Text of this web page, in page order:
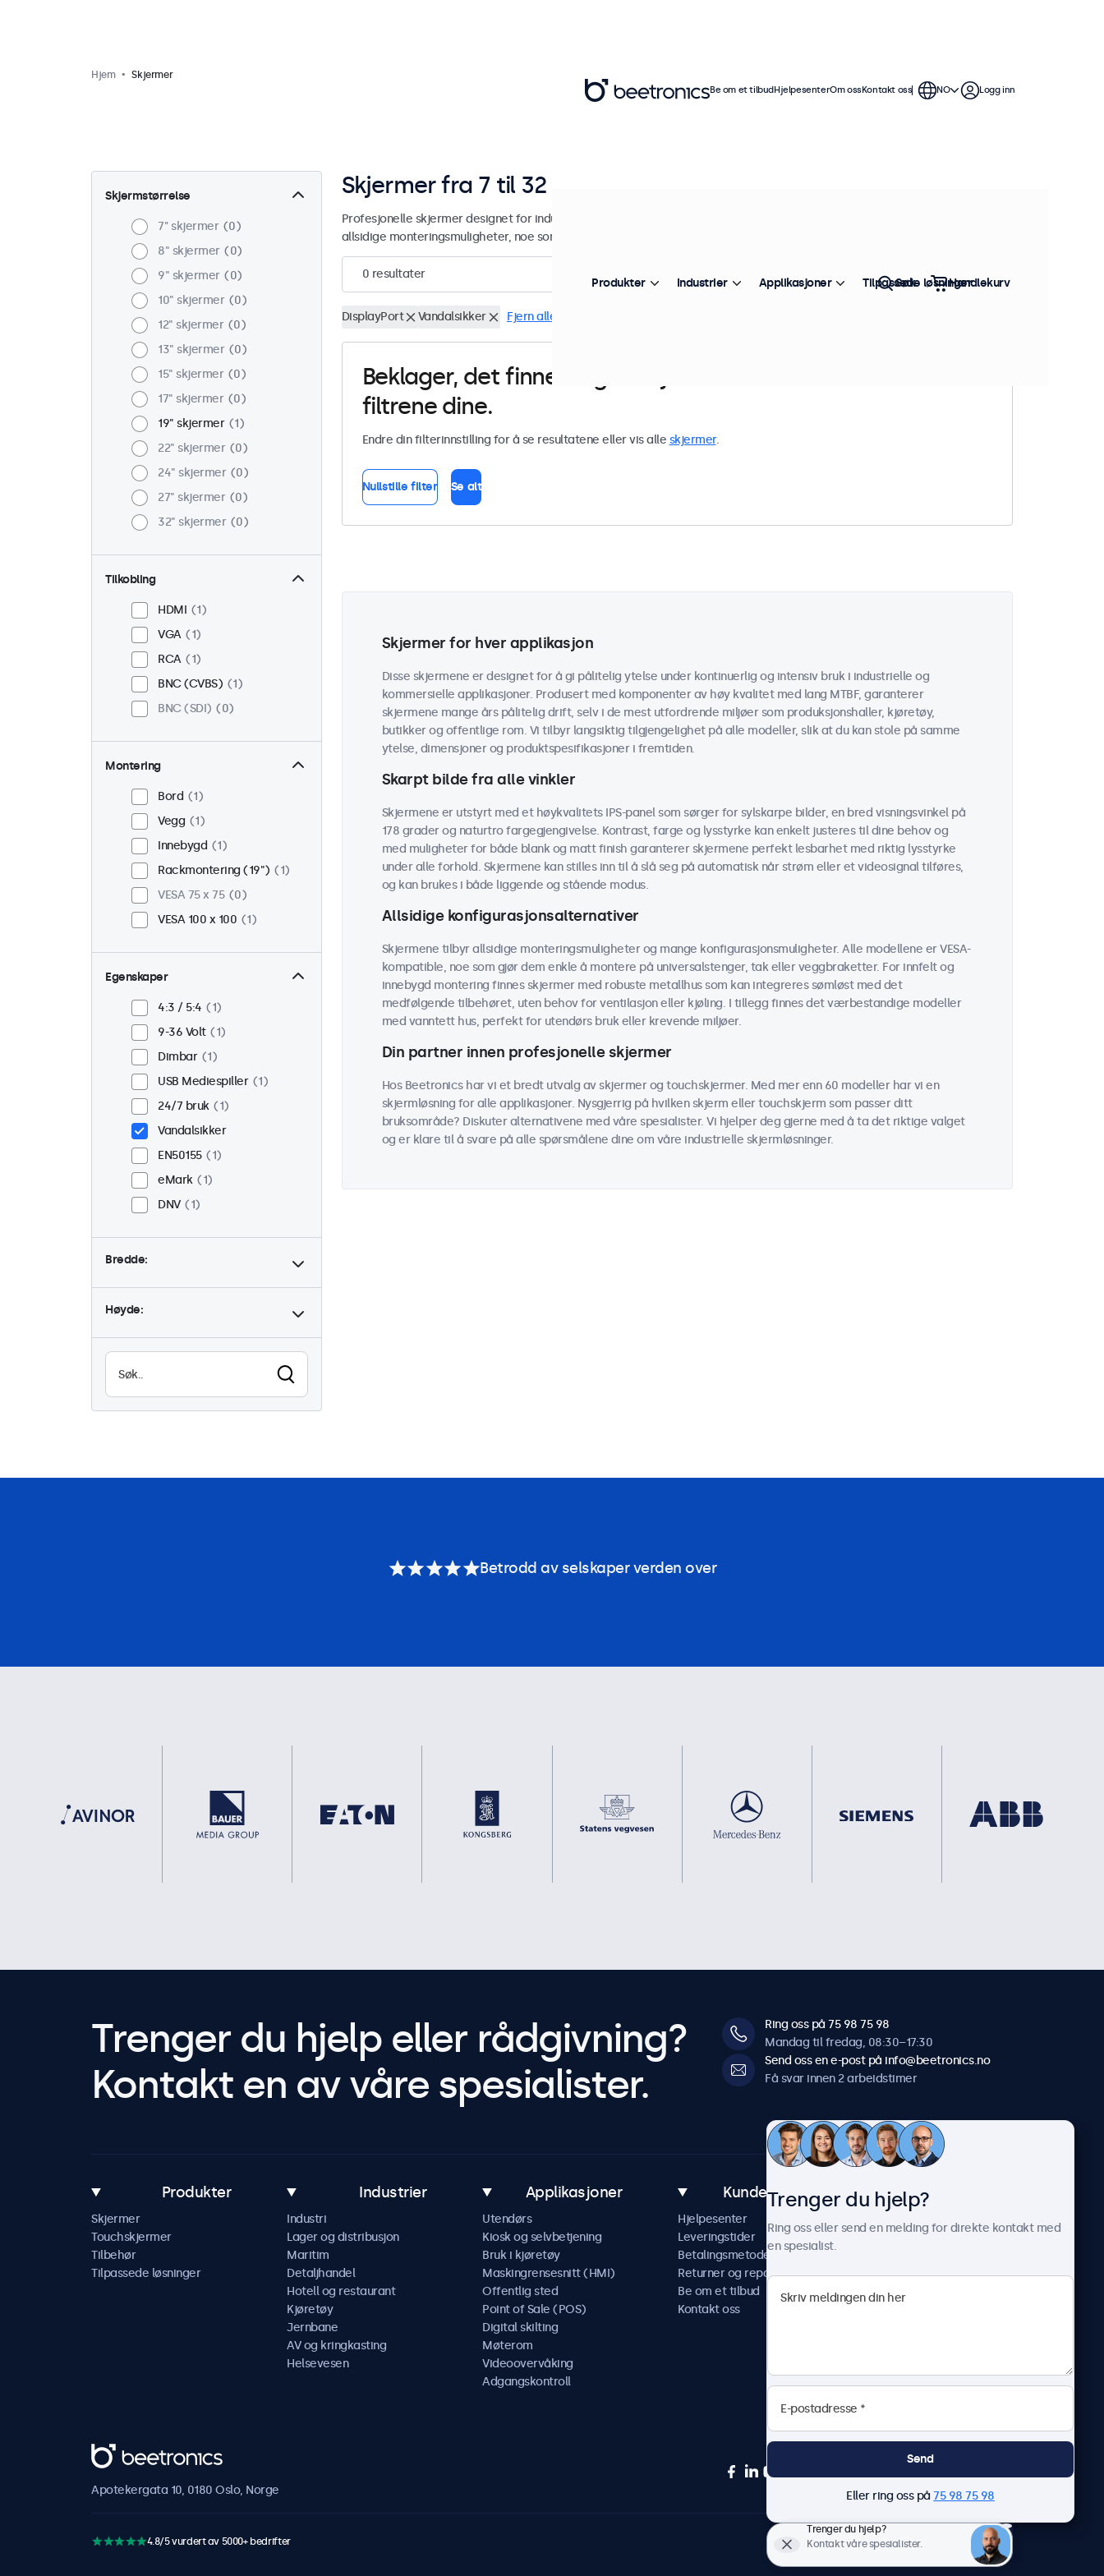
Hjem Skjermer
Skjermstørrelse
7'' skjermer
0
8" skjermer
0
9" skjermer
0
10" skjermer
0
12" skjermer
0
13" skjermer
0
15" skjermer
0
17" skjermer
0
19" skjermer
1
22" skjermer
0
24" skjermer
0
27" skjermer
0
32" skjermer
0
Tilkobling
HDMI
1
VGA
1
RCA
1
BNC (CVBS)
1
BNC (SDI)
0
Montering
Bord
1
Vegg
1
Innebygd
1
Rackmontering (19")
1
VESA 75 x 75
0
VESA 100 x 100
1
Egenskaper
4:3 / 5:4
1
9-36 Volt
1
Dimbar
1
USB Mediespiller
1
24/7 bruk
1
Vandalsikker
EN50155
1
eMark
1
DNV
1
Bredde:
Høyde:
Skjermer fra 7 til 32 tommer
Profesjonelle skjermer designet for industriell og kommersiell bruk. Skjermene tilbyr flere bildetilkoblinger og
allsidige monteringsmuligheter, noe som gjør dem enkle å sømløst integrere i alle applikasjoner og miljøer.
0 resultater Sorter etter: Bestselger
DisplayPort Vandalsikker Fjern alle
Beklager, det finnes ingen skjermer som samsvarer med
filtrene dine.
Endre din filterinnstilling for å se resultatene eller vis alle skjermer.
Nullstille filter Se alt
Skjermer for hver applikasjon
Disse skjermene er designet for å gi pålitelig ytelse under kontinuerlig og intensiv bruk i industrielle og
kommersielle applikasjoner. Produsert med komponenter av høy kvalitet med lang MTBF, garanterer
skjermene mange års pålitelig drift, selv i de mest utfordrende miljøer som produksjonshaller, kjøretøy,
butikker og offentlige rom. Vi tilbyr langsiktig tilgjengelighet på alle modeller, slik at du kan stole på samme
ytelse, dimensjoner og produktspesifikasjoner i fremtiden.
Skarpt bilde fra alle vinkler
Skjermene er utstyrt med et høykvalitets IPS-panel som sørger for sylskarpe bilder, en bred visningsvinkel på
178 grader og naturtro fargegjengivelse. Kontrast, farge og lysstyrke kan enkelt justeres til dine behov og
med muligheter for både blank og matt finish garanterer skjermene perfekt lesbarhet med riktig lysstyrke
under alle forhold. Skjermene kan stilles inn til å slå seg på automatisk når strøm eller et videosignal tilføres,
og kan brukes i både liggende og stående modus.
Allsidige konfigurasjonsalternativer
Skjermene tilbyr allsidige monteringsmuligheter og mange konfigurasjonsmuligheter. Alle modellene er VESA-
kompatible, noe som gjør dem enkle å montere på universalstenger, tak eller veggbraketter. For innfelt og
innebygd montering finnes skjermer med robuste metallhus som kan integreres sømløst med det
medfølgende tilbehøret, uten behov for ventilasjon eller kjøling. I tillegg finnes det værbestandige modeller
med vanntett hus, perfekt for utendørs bruk eller krevende miljøer.
Din partner innen profesjonelle skjermer
Hos Beetronics har vi et bredt utvalg av skjermer og touchskjermer. Med mer enn 60 modeller har vi en
skjermløsning for alle applikasjoner. Nysgjerrig på hvilken skjerm eller touchskjerm som passer ditt
bruksområde? Diskuter alternativene med våre spesialister. Vi hjelper deg gjerne med å ta det riktige valget
og er klare til å svare på alle spørsmålene dine om våre industrielle skjermløsninger.
Be om et tilbudHjelpesenterOm ossKontakt oss NO Logg inn
Produkter Industrier Applikasjoner Tilpassede løsninger
Søk Handlekurv
Betrodd av selskaper verden over
Trenger du hjelp eller rådgivning?
Kontakt en av våre spesialister.
Ring oss på 75 98 75 98
Mandag til fredag, 08:30–17:30
Send oss en e-post på info@beetronics.no
Få svar innen 2 arbeidstimer
Produkter
Skjermer
Touchskjermer
Tilbehør
Tilpassede løsninger
Industrier
Industri
Lager og distribusjon
Maritim
Detaljhandel
Hotell og restaurant
Kjøretøy
Jernbane
AV og kringkasting
Helsevesen
Applikasjoner
Utendørs
Kiosk og selvbetjening
Bruk i kjøretøy
Maskingrensesnitt (HMI)
Offentlig sted
Point of Sale (POS)
Digital skilting
Møterom
Videoovervåking
Adgangskontroll
Kundeservice
Hjelpesenter
Leveringstider
Betalingsmetoder
Returner og reparer
Be om et tilbud
Kontakt oss
Om Beetronics
Nyheter & oppdateringer
Jobb med oss
Betingelser og vilkår
Beetronics
Apotekergata 10, 0180 Oslo, Norge
4.8/5 vurdert av 5000+ bedrifter Norsk
Trenger du hjelp?
Ring oss eller send en melding for direkte kontakt med
en spesialist.
Send
Eller ring oss på75 98 75 98
Trenger du hjelp?
Kontakt våre spesialister.